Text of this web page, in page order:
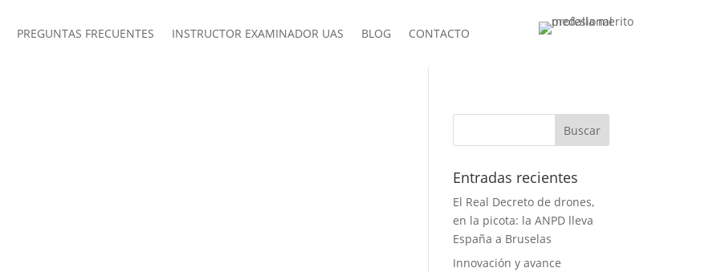
PREGUNTAS FRECUENTES INSTRUCTOR EXAMINADOR UAS BLOG CONTACTO
Entradas recientes
El Real Decreto de drones,
en la picota: la ANPD lleva
España a Bruselas
Innovación y avance